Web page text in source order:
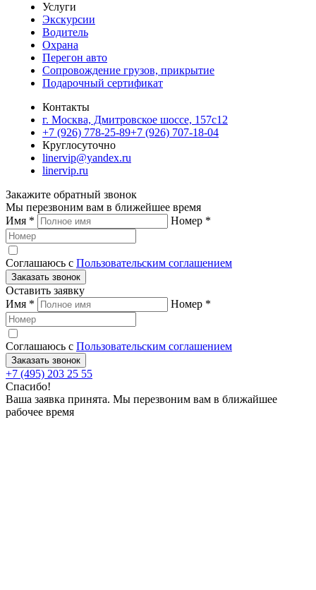
Услуги
Экскурсии
Водитель
Охрана
Перегон авто
Сопровождение грузов, прикрытие
Подарочный сертификат
Контакты
г. Москва, Дмитровское шоссе, 157c12
+7 (926) 778-25-89+7 (926) 707-18-04
Круглосуточно
linervip@yandex.ru
linervip.ru
Закажите обратный звонок
Мы перезвоним вам в ближейшее время
Имя * Номер *
Соглашаюсь с Пользовательским соглашением
Заказать звонок
Оставить заявку
Имя * Номер *
Соглашаюсь с Пользовательским соглашением
Заказать звонок
+7 (495) 203 25 55
Спасибо!
Ваша заявка принята. Мы перезвоним вам в ближайшее
рабочее время